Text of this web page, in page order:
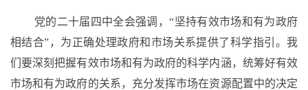
党的二十届四中全会强调，“坚持有效市场和有为政府
相结合”，为正确处理政府和市场关系提供了科学指引。我
们要深刻把握有效市场和有为政府的科学内涵，统筹好有效
市场和有为政府的关系，充分发挥市场在资源配置中的决定